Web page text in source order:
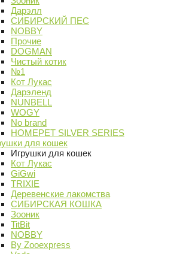
Дарэлл
СИБИРСКИЙ ПЕС
NOBBY
Прочие
DOGMAN
Чистый котик
№1
Кот Лукас
Дарэленд
NUNBELL
WOGY
No brand
HOMEPET SILVER SERIES
для кошек
Игрушки для кошек
Кот Лукас
GiGwi
TRIXIE
Деревенские лакомства
СИБИРСКАЯ КОШКА
Зооник
TitBit
NOBBY
By Zooexpress